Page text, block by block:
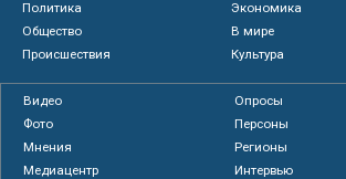
Политика
Экономика
Общество
В мире
Происшествия
Культура
Видео
Опросы
Фото
Персоны
Мнения
Регионы
Медиацентр
Интервью